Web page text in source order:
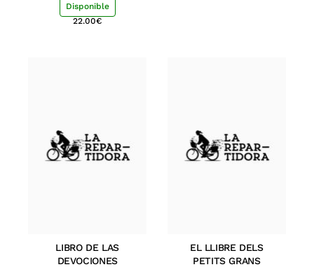
Disponible
22.00€
LIBRO DE LAS
DEVOCIONES
EL LLIBRE DELS
PETITS GRANS